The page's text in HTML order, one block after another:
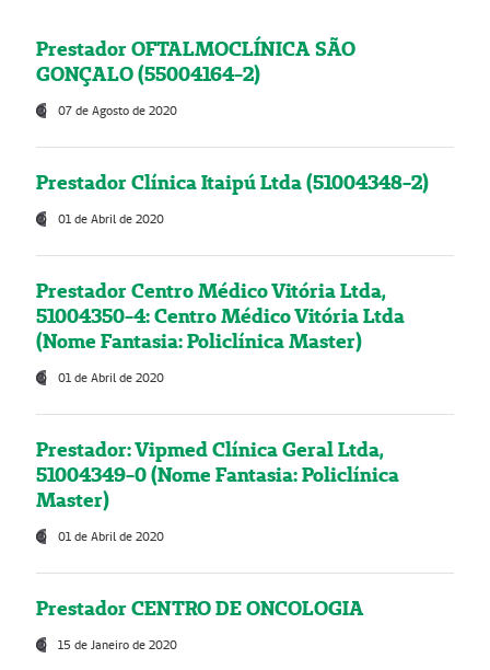
Prestador OFTALMOCLÍNICA SÃO
GONÇALO (55004164-2)
07 de Agosto de 2020
Prestador Clínica Itaipú Ltda (51004348-2)
01 de Abril de 2020
Prestador Centro Médico Vitória Ltda,
51004350-4: Centro Médico Vitória Ltda
(Nome Fantasia: Policlínica Master)
01 de Abril de 2020
Prestador: Vipmed Clínica Geral Ltda,
51004349-0 (Nome Fantasia: Policlínica
Master)
01 de Abril de 2020
Prestador CENTRO DE ONCOLOGIA
15 de Janeiro de 2020